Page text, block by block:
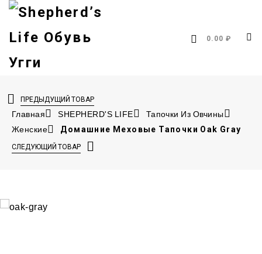
0.00 ₽
ПРЕДЫДУЩИЙ ТОВАР
Главная SHEPHERD'S LIFE
Тапочки Из Овчины
Женские
Домашние Меховые Тапочки Oak Gray
СЛЕДУЮЩИЙ ТОВАР